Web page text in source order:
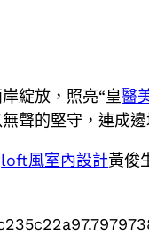
綻放，照亮“皇醫
聲的堅守，連成
loft風室內設計黃俊